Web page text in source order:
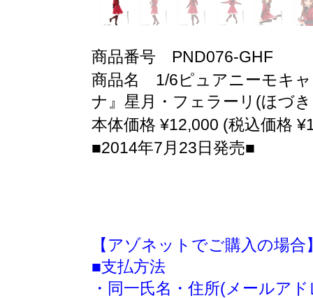
商品番号 PND076-GHF
商品名 1/6ピュアニーモキ
ナ』星月・フェラーリ(ほづ
本体価格 ¥12,000 (税込価格
■2014年7月23日発売■
【アゾネットでご購入の場合
■支払方法
・同一氏名・住所(メールア